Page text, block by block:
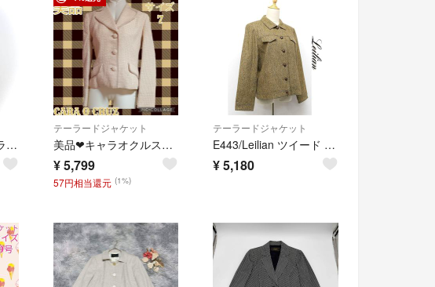
レリアン スタンドカラー コート ピンクベージュ 13号 大きいサイズ XL
テーラードジャケット
美品❤キャラオクルス❤ツイード❤テーラードジャケット❤ベージュ❤総柄❤ホワイト
¥5,799
57円相当還元 (1%)
テーラードジャケット
E443/Leilian ツイード ジャケット シルク混 13+ 秋冬
¥5,180